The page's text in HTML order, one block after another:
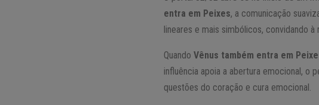
entra em Peixes, a comunicação
lineares e mais simbólicos, convidando
QuandoVênus também entra em
influência apoia a abertura emocional, o
questões do coração e cura emocional.